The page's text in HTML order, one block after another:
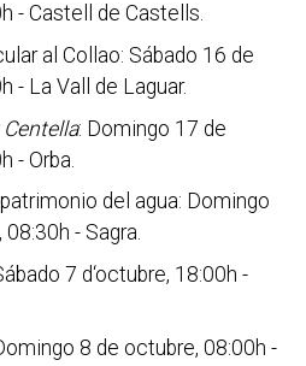
- Castell de Castells.
al Collao: Sábado 16 de
- La Vall de Laguar.
: Domingo 17 de
- Orba.
del agua: Domingo
- Sagra.
7 d‘octubre, 18:00h -
8 de octubre, 08:00h -